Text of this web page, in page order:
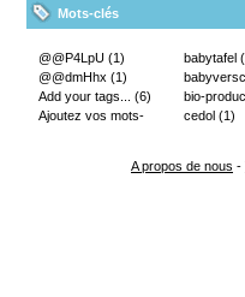
Mots-clés
@@P4LpU (1)
@@dmHhx (1)
Add your tags... (6)
Ajoutez vos mots-
babytafel
(2)
bio-
cedol (1)
A propos de nous -